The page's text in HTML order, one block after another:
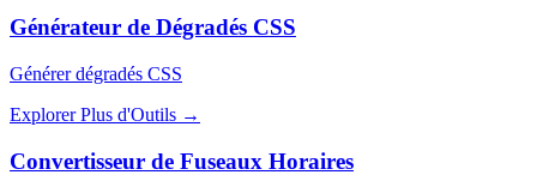
Générateur de Dégradés CSS
Générer dégradés CSS
Explorer Plus d'Outils →
Convertisseur de Fuseaux Horaires